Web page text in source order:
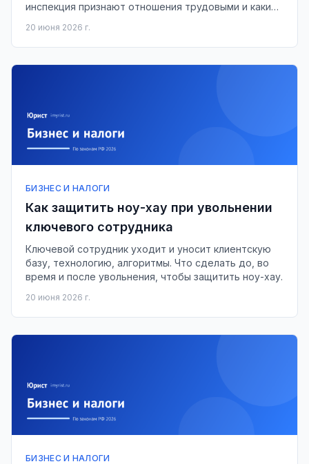
инспекция признают отношения трудовыми и какие
20 июня 2026 г.
БИЗНЕС И НАЛОГИ
Как защитить ноу-хау при увольнении
ключевого сотрудника
Ключевой сотрудник уходит и уносит клиентскую
базу, технологию, алгоритмы. Что сделать до, во
время и после увольнения, чтобы защитить ноу-хау.
20 июня 2026 г.
БИЗНЕС И НАЛОГИ